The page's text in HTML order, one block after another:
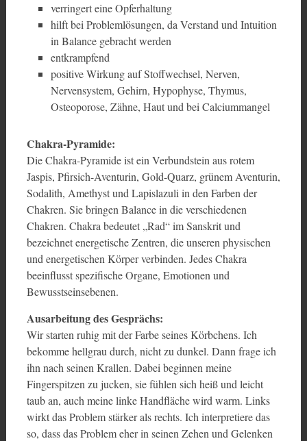
verringert eine Opferhaltung
hilft bei Problemlösungen, da Verstand und Intuition
in Balance gebracht werden
entkrampfend
positive Wirkung auf Stoffwechsel, Nerven,
Nervensystem, Gehirn, Hypophyse, Thymus,
Osteoporose, Zähne, Haut und bei Calciummangel
Chakra-Pyramide:
Die Chakra-Pyramide ist ein Verbundstein aus rotem
Jaspis, Pfirsich-Aventurin, Gold-Quarz, grünem Aventurin,
Sodalith, Amethyst und Lapislazuli in den Farben der
Chakren. Sie bringen Balance in die verschiedenen
Chakren. Chakra bedeutet „Rad“ im Sanskrit und
bezeichnet energetische Zentren, die unseren physischen
und energetischen Körper verbinden. Jedes Chakra
beeinflusst spezifische Organe, Emotionen und
Bewusstseinsebenen.
Ausarbeitung des Gesprächs:
Wir starten ruhig mit der Farbe seines Körbchens. Ich
bekomme hellgrau durch, nicht zu dunkel. Dann frage ich
ihn nach seinen Krallen. Dabei beginnen meine
Fingerspitzen zu jucken, sie fühlen sich heiß und leicht
taub an, auch meine linke Handfläche wird warm. Links
wirkt das Problem stärker als rechts. Ich interpretiere das
so, dass das Problem eher in seinen Zehen und Gelenken